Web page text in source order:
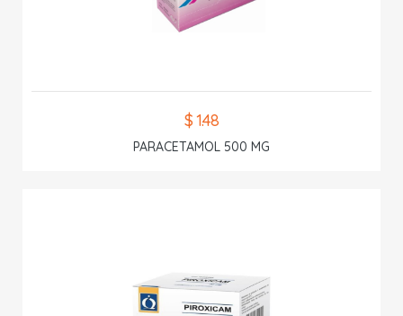
$ 1.48
PARACETAMOL 500 MG